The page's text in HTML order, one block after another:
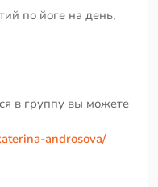
по йоге на день,
в группу вы можете
androsova/